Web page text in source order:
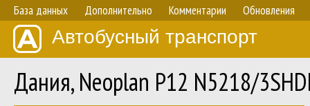
База данных Дополнительно Комментарии Обновления
Автобусный транспорт
Дания, Neoplan P12 N5218/